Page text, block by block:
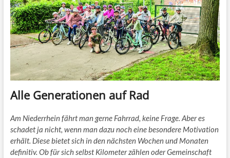
Alle Generationen auf Rad
Am Niederrhein fährt man gerne Fahrrad, keine Frage. Aber es
schadet ja nicht, wenn man dazu noch eine besondere Motivation
erhält. Diese bietet sich in den nächsten Wochen und Monaten
definitiv. Ob für sich selbst Kilometer zählen oder Gemeinschaft